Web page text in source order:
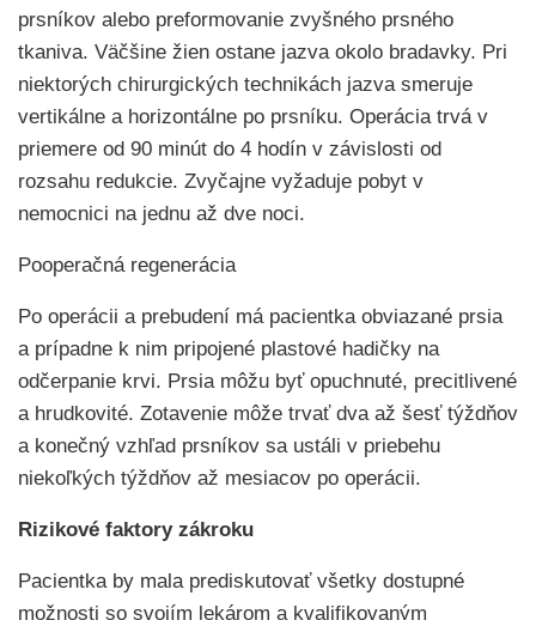
prsníkov alebo preformovanie zvyšného prsného
tkaniva. Väčšine žien ostane jazva okolo bradavky. Pri
niektorých chirurgických technikách jazva smeruje
vertikálne a horizontálne po prsníku. Operácia trvá v
priemere od 90 minút do 4 hodín v závislosti od
rozsahu redukcie. Zvyčajne vyžaduje pobyt v
nemocnici na jednu až dve noci.
Pooperačná regenerácia
Po operácii a prebudení má pacientka obviazané prsia
a prípadne k nim pripojené plastové hadičky na
odčerpanie krvi. Prsia môžu byť opuchnuté, precitlivené
a hrudkovité. Zotavenie môže trvať dva až šesť týždňov
a konečný vzhľad prsníkov sa ustáli v priebehu
niekoľkých týždňov až mesiacov po operácii.
Rizikové faktory zákroku
Pacientka by mala prediskutovať všetky dostupné
možnosti so svojím lekárom a kvalifikovaným